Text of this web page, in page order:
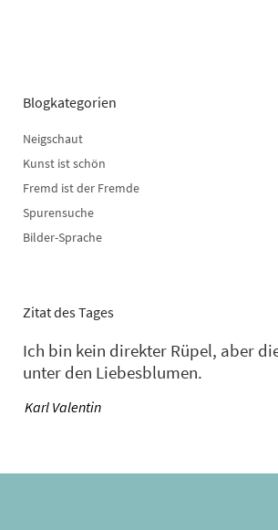
Blogkategorien
Neigschaut
Kunst ist schön
Fremd ist der Fremde
Spurensuche
Bilder-Sprache
Zitat des Tages
Ich bin kein direkter Rüpel, aber
unter den Liebesblumen.
—
Karl Valentin